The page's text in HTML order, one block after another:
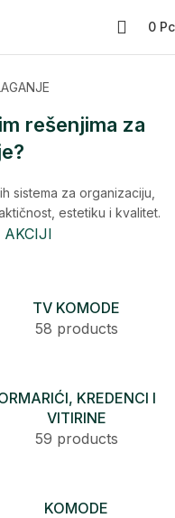
0
rešenjima za
sistema za organizaciju,
estetiku i kvalitet.
AKCIJI
TV KOMODE
58 products
KREDENCI I
VITIRINE
59 products
KOMODE